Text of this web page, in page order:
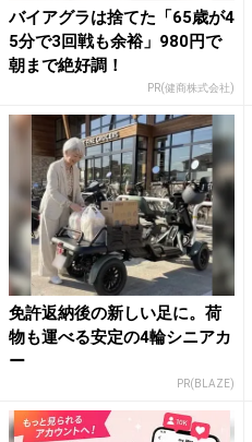
バイアグラは捨てた「65歳が4
5分で3回戦も余裕」980円で
朝まで絶好調！
PR(健商株式会社)
免許返納後の新しい足に。荷
物も運べる安定の4輪シニアカ
ー
PR(BLAZE)